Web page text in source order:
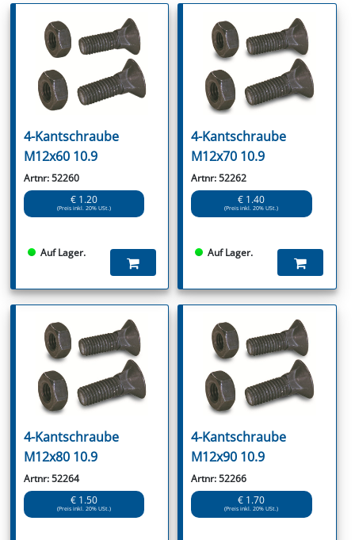
4-Kantschraube
M12x60 10.9
Artnr: 52260
€ 1.20
(Preis inkl. 20% USt.)
Auf Lager.
4-Kantschraube
M12x70 10.9
Artnr: 52262
€ 1.40
(Preis inkl. 20% USt.)
Auf Lager.
4-Kantschraube
M12x80 10.9
Artnr: 52264
€ 1.50
(Preis inkl. 20% USt.)
4-Kantschraube
M12x90 10.9
Artnr: 52266
€ 1.70
(Preis inkl. 20% USt.)